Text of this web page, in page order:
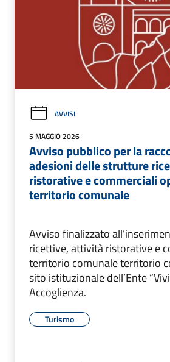
AVVISI
5 MAGGIO 2026
Avviso pubblico per la
adesioni delle strutture
ristorative e commerciali
territorio comunale
Avviso finalizzato
ricettive, attività ristorative e
territorio comunale territorio
sito istituzionale dell’Ente
Accoglienza.
Turismo